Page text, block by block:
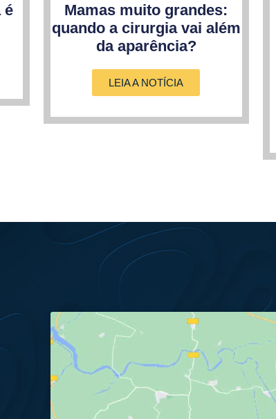
é
Mamas muito grandes:
quando a cirurgia vai além
da aparência?
LEIA A NOTÍCIA